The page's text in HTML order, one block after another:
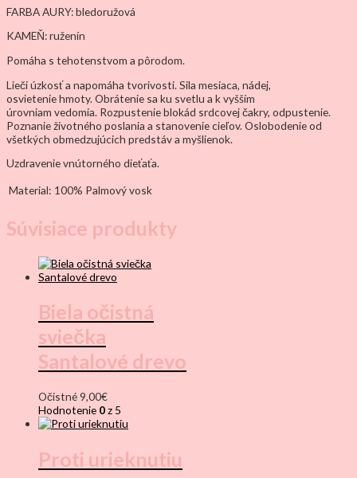
FARBA AURY: bledoružová
KAMEŇ:ruženín
Pomáha s tehotenstvom a pôrodom.
Lieči úzkosť a napomáha tvorivosti. Sila mesiaca, nádej,
osvieteniehmoty. Obrátenie sa ku svetlu a k vyšším
úrovniam vedomia. Rozpustenie blokád srdcovej čakry, odpustenie.
Poznanieživotného poslania a stanovenie cieľov. Oslobodenie od
všetkých obmedzujúcich predstáv a myšlienok.
Uzdravenie vnútorného dieťaťa.
Material: 100% Palmový vosk
Súvisiace produkty
Biela očistná
sviečka
Santalové drevo
Očistné9,00€
Hodnotenie 0z 5
Proti urieknutiu